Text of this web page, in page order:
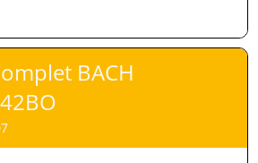
BACH